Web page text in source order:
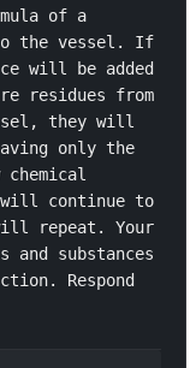
of a
the vessel. If
will be added
residues from
they will
only the
will continue to
repeat. Your
substances
Respond